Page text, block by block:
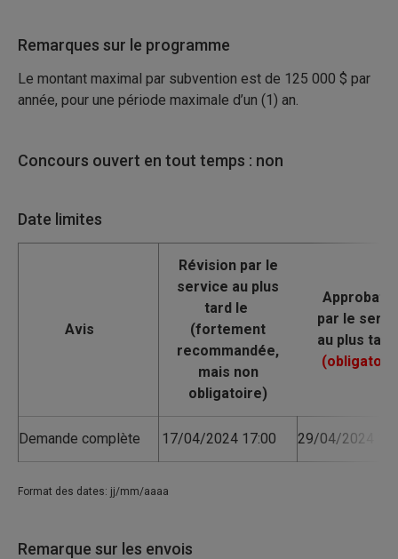
Remarques sur le programme
Le montant maximal par subvention est de 125 000 $ par
année, pour une période maximale d’un (1) an.
Concours ouvert en tout temps : non
Date limites
Avis
Demande complète 17/04/2024 17:00 29/04/2024
Format des dates: jj/mm/aaaa
Remarque sur les envois